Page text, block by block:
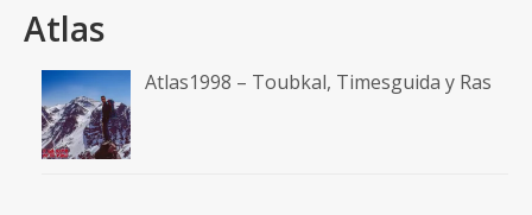
Atlas
Atlas1998 – Toubkal, Timesguida y Ras